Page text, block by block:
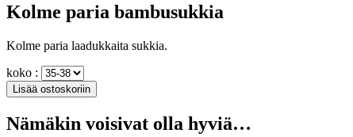
Kolme paria bambusukkia
Kolme paria laadukkaita sukkia.
koko :
Nämäkin voisivat olla hyviä…